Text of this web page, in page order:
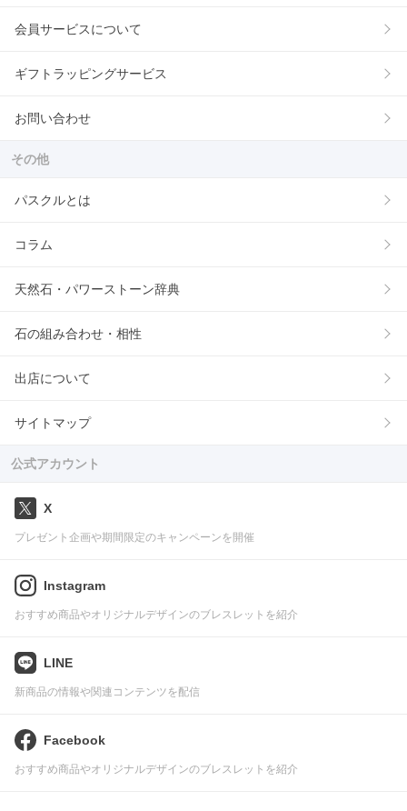
会員サービスについて
ギフトラッピングサービス
お問い合わせ
その他
パスクルとは
コラム
天然石・パワーストーン辞典
石の組み合わせ・相性
出店について
サイトマップ
公式アカウント
X
プレゼント企画や期間限定のキャンペーンを開催
Instagram
おすすめ商品やオリジナルデザインのブレスレットを紹介
LINE
新商品の情報や関連コンテンツを配信
Facebook
おすすめ商品やオリジナルデザインのブレスレットを紹介